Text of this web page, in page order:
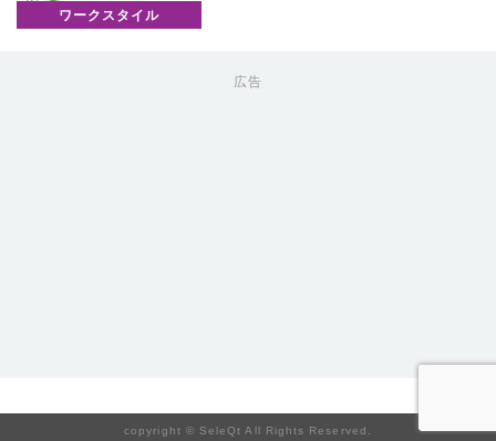
ワークスタイル
広告
copyright © SeleQt All Rights Reserved.